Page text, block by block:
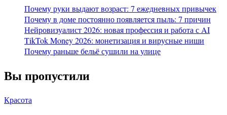
Почему руки выдают возраст: 7 ежедневных привычек
Почему в доме постоянно появляется пыль: 7 причин
Нейровизуалист 2026: новая профессия и работа с AI
TikTok Money 2026: монетизация и вирусные ниши
Почему раньше бельё сушили на улице
Вы пропустили
Красота